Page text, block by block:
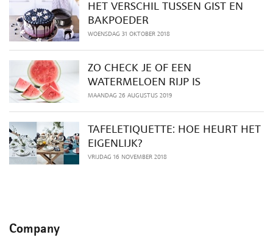
HET VERSCHIL TUSSEN GIST EN
BAKPOEDER
WOENSDAG 31 OKTOBER 2018
ZO CHECK JE OF EEN
WATERMELOEN RIJP IS
MAANDAG 26 AUGUSTUS 2019
TAFELETIQUETTE: HOE HEURT HET
EIGENLIJK?
VRIJDAG 16 NOVEMBER 2018
Company